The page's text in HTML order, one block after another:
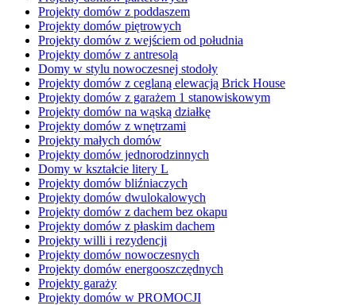
Projekty domów z poddaszem
Projekty domów piętrowych
Projekty domów z wejściem od południa
Projekty domów z antresolą
Domy w stylu nowoczesnej stodoły
Projekty domów z ceglaną elewacją Brick House
Projekty domów z garażem 1 stanowiskowym
Projekty domów na wąską działkę
Projekty domów z wnętrzami
Projekty małych domów
Projekty domów jednorodzinnych
Domy w kształcie litery L
Projekty domów bliźniaczych
Projekty domów dwulokalowych
Projekty domów z dachem bez okapu
Projekty domów z płaskim dachem
Projekty willi i rezydencji
Projekty domów nowoczesnych
Projekty domów energooszczędnych
Projekty garaży
Projekty domów w PROMOCJI